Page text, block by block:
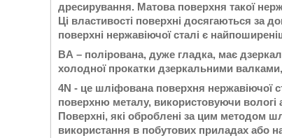
дресирування. Матова поверхня такої
Ці властивості поверхні досягаються за
поверхні нержавіючої сталі є
BA – полірована, дуже гладка, має
холодної прокатки дзеркальними валками,
4N - це шліфована поверхня
поверхню металу, використовуючи вологі
Поверхні, які оброблені за цим методом
використання в побутових приладах або